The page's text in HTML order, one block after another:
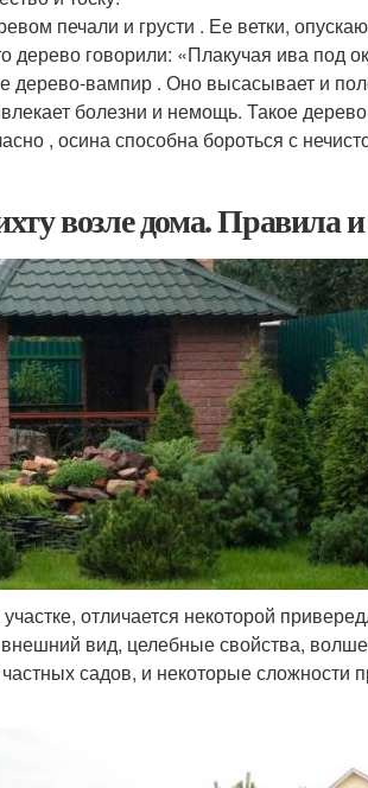
печали и грусти . Ее ветки,
дерево говорили: «Плакучая ива под
дерево-вампир . Оно высасывает и
болезни и немощь. Такое
, осина способна бороться с
возле дома. Правила
отличается некоторой
вид, целебные свойства,
садов, и некоторые сложности